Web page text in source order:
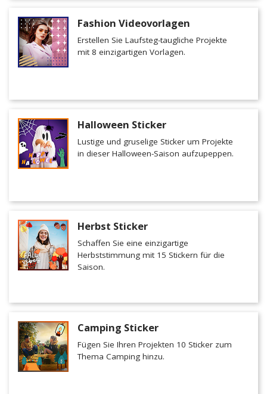
Fashion Videovorlagen
Erstellen Sie Laufsteg-taugliche Projekte
mit 8 einzigartigen Vorlagen.
Halloween Sticker
Lustige und gruselige Sticker um Projekte
in dieser Halloween-Saison aufzupeppen.
Herbst Sticker
Schaffen Sie eine einzigartige
Herbststimmung mit 15 Stickern für die
Saison.
Camping Sticker
Fügen Sie Ihren Projekten 10 Sticker zum
Thema Camping hinzu.